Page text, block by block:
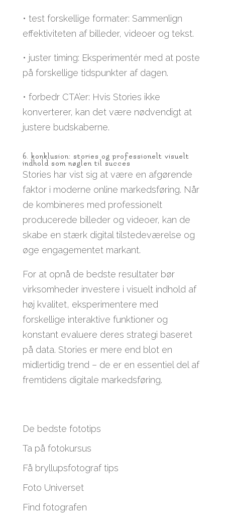
• test forskellige formater: Sammenlign
effektiviteten af billeder, videoer og tekst.
• juster timing: Eksperimentér med at poste
på forskellige tidspunkter af dagen.
• forbedr CTA’er: Hvis Stories ikke
konverterer, kan det være nødvendigt at
justere budskaberne.
6. konklusion: stories og professionelt visuelt
indhold som nøglen til succes
Stories har vist sig at være en afgørende
faktor i moderne online markedsføring. Når
de kombineres med professionelt
producerede billeder og videoer, kan de
skabe en stærk digital tilstedeværelse og
øge engagementet markant.
For at opnå de bedste resultater bør
virksomheder investere i visuelt indhold af
høj kvalitet, eksperimentere med
forskellige interaktive funktioner og
konstant evaluere deres strategi baseret
på data. Stories er mere end blot en
midlertidig trend – de er en essentiel del af
fremtidens digitale markedsføring.
De bedste fototips
Ta på fotokursus
Få bryllupsfotograf tips
Foto Universet
Find fotografen